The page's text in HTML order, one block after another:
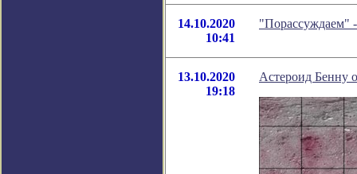
14.10.2020
10:41
"Порассуждаем"
13.10.2020
19:18
Астероид Бенну